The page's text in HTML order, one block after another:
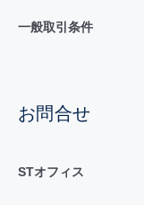
一般取引条件
お問合せ
STオフィス